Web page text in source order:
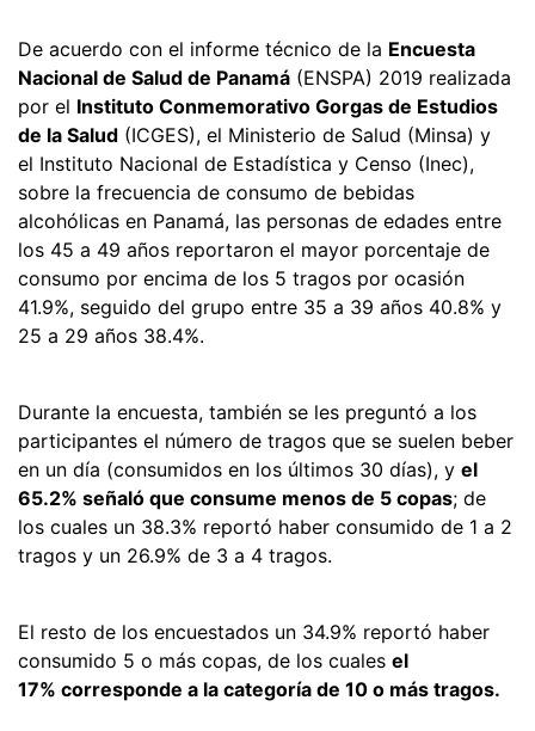
De acuerdo con el informe técnico de la Encuesta
Nacional de Salud de Panamá (ENSPA) 2019 realizada
por el Instituto Conmemorativo Gorgas de Estudios
de la Salud (ICGES), el Ministerio de Salud (Minsa) y
el Instituto Nacional de Estadística y Censo (Inec),
sobre la frecuencia de consumo de bebidas
alcohólicas en Panamá, las personas de edades entre
los 45 a 49 años reportaron el mayor porcentaje de
consumo por encima de los 5 tragos por ocasión
41.9%, seguido del grupo entre 35 a 39 años 40.8% y
25 a 29 años 38.4%.
Durante la encuesta, también se les preguntó a los
participantes el número de tragos que se suelen beber
en un día (consumidos en los últimos 30 días), y el
65.2% señaló que consume menos de 5 copas; de
los cuales un 38.3% reportó haber consumido de 1 a 2
tragos y un 26.9% de 3 a 4 tragos.
El resto de los encuestados un 34.9% reportó haber
consumido 5 o más copas, de los cuales el
17% corresponde a la categoría de 10 o más tragos.